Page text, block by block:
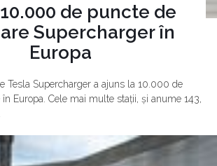
de puncte de
Supercharger în
Europa
Tesla Supercharger a ajuns la 10.000 de
Europa. Cele mai multe stații, și anume 143,